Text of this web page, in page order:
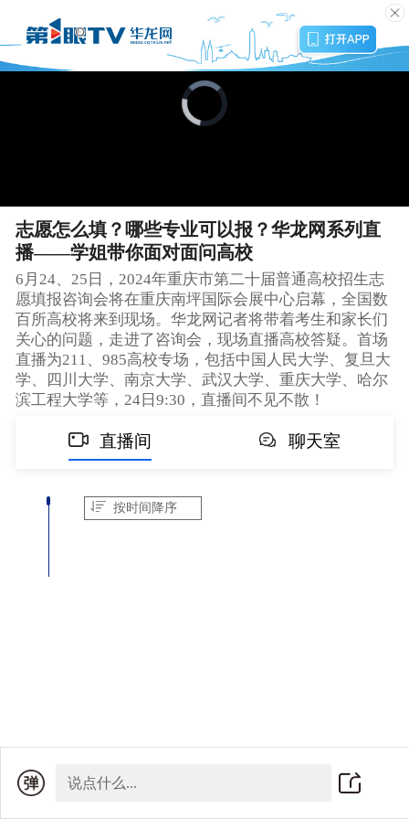
Video
Player
is
loading.
0%
0%
Rate
志愿怎么填？哪些专业可以报？华龙网系列直
播——学姐带你面对面问高校
6月24、25日，2024年重庆市第二十届普通高校招生志
愿填报咨询会将在重庆南坪国际会展中心启幕，全国数
百所高校将来到现场。华龙网记者将带着考生和家长们
关心的问题，走进了咨询会，现场直播高校答疑。首场
直播为211、985高校专场，包括中国人民大学、复旦大
学、四川大学、南京大学、武汉大学、重庆大学、哈尔
滨工程大学等，24日9:30，直播间不见不散！
直播间 聊天室
按时间降序
说点什么...